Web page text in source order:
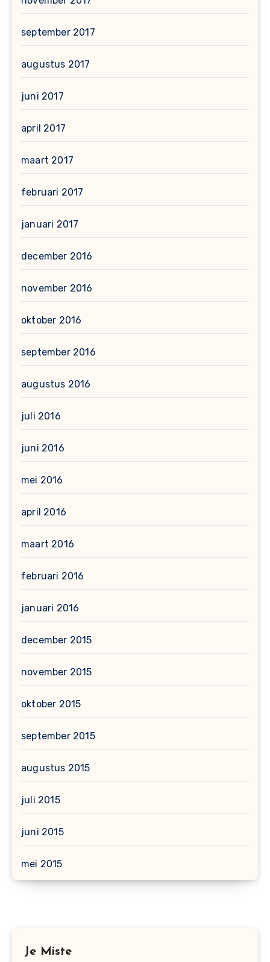
september 2017
augustus 2017
juni 2017
april 2017
maart 2017
februari 2017
januari 2017
december 2016
november 2016
oktober 2016
september 2016
augustus 2016
juli 2016
juni 2016
mei 2016
april 2016
maart 2016
februari 2016
januari 2016
december 2015
november 2015
oktober 2015
september 2015
augustus 2015
juli 2015
juni 2015
mei 2015
Je Miste